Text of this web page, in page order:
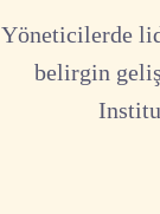
Yöneticilerde
belirgin